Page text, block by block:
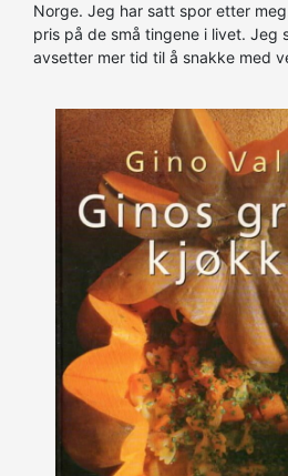
Norge. Jeg har satt spor etter
pris på de små tingene i livet. Jeg
avsetter mer tid til å snakke med